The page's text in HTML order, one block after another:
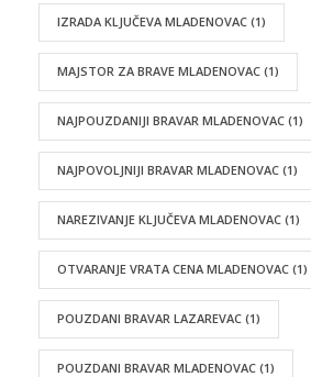
IZRADA KLJUČEVA MLADENOVAC (1)
MAJSTOR ZA BRAVE MLADENOVAC (1)
NAJPOUZDANIJI BRAVAR MLADENOVAC (1)
NAJPOVOLJNIJI BRAVAR MLADENOVAC (1)
NAREZIVANJE KLJUČEVA MLADENOVAC (1)
OTVARANJE VRATA CENA MLADENOVAC (1)
POUZDANI BRAVAR LAZAREVAC (1)
POUZDANI BRAVAR MLADENOVAC (1)